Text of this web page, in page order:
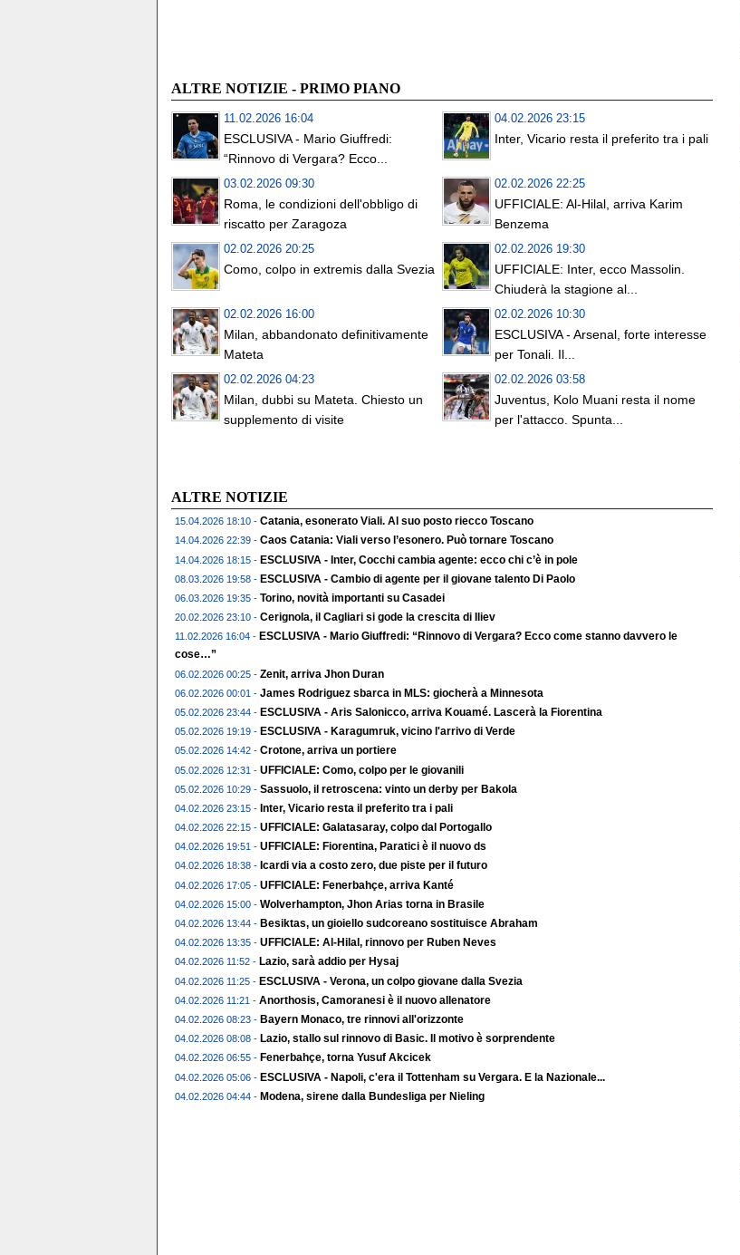
ALTRE NOTIZIE - PRIMO PIANO
11.02.2026 16:04
ESCLUSIVA - Mario Giuffredi:
“Rinnovo di Vergara? Ecco...
04.02.2026 23:15
Inter, Vicario resta il preferito tra i pali
03.02.2026 09:30
Roma, le condizioni dell'obbligo di
riscatto per Zaragoza
02.02.2026 22:25
UFFICIALE: Al-Hilal, arriva Karim
Benzema
02.02.2026 20:25
Como, colpo in extremis dalla Svezia
02.02.2026 19:30
UFFICIALE: Inter, ecco Massolin.
Chiuderà la stagione al...
02.02.2026 16:00
Milan, abbandonato definitivamente
Mateta
02.02.2026 10:30
ESCLUSIVA - Arsenal, forte interesse
per Tonali. Il...
02.02.2026 04:23
Milan, dubbi su Mateta. Chiesto un
supplemento di visite
02.02.2026 03:58
Juventus, Kolo Muani resta il nome
per l'attacco. Spunta...
ALTRE NOTIZIE
15.04.2026 18:10 - Catania, esonerato Viali. Al suo posto riecco Toscano
14.04.2026 22:39 - Caos Catania: Viali verso l’esonero. Può tornare Toscano
14.04.2026 18:15 - ESCLUSIVA - Inter, Cocchi cambia agente: ecco chi c’è in pole
08.03.2026 19:58 - ESCLUSIVA - Cambio di agente per il giovane talento Di Paolo
06.03.2026 19:35 - Torino, novità importanti su Casadei
20.02.2026 23:10 - Cerignola, il Cagliari si gode la crescita di Iliev
11.02.2026 16:04 - ESCLUSIVA - Mario Giuffredi: “Rinnovo di Vergara? Ecco come stanno davvero le
cose…”
06.02.2026 00:25 - Zenit, arriva Jhon Duran
06.02.2026 00:01 - James Rodriguez sbarca in MLS: giocherà a Minnesota
05.02.2026 23:44 - ESCLUSIVA - Aris Salonicco, arriva Kouamé. Lascerà la Fiorentina
05.02.2026 19:19 - ESCLUSIVA - Karagumruk, vicino l'arrivo di Verde
05.02.2026 14:42 - Crotone, arriva un portiere
05.02.2026 12:31 - UFFICIALE: Como, colpo per le giovanili
05.02.2026 10:29 - Sassuolo, il retroscena: vinto un derby per Bakola
04.02.2026 23:15 - Inter, Vicario resta il preferito tra i pali
04.02.2026 22:15 - UFFICIALE: Galatasaray, colpo dal Portogallo
04.02.2026 19:51 - UFFICIALE: Fiorentina, Paratici è il nuovo ds
04.02.2026 18:38 - Icardi via a costo zero, due piste per il futuro
04.02.2026 17:05 - UFFICIALE: Fenerbahçe, arriva Kanté
04.02.2026 15:00 - Wolverhampton, Jhon Arias torna in Brasile
04.02.2026 13:44 - Besiktas, un gioiello sudcoreano sostituisce Abraham
04.02.2026 13:35 - UFFICIALE: Al-Hilal, rinnovo per Ruben Neves
04.02.2026 11:52 - Lazio, sarà addio per Hysaj
04.02.2026 11:25 - ESCLUSIVA - Verona, un colpo giovane dalla Svezia
04.02.2026 11:21 - Anorthosis, Camoranesi è il nuovo allenatore
04.02.2026 08:23 - Bayern Monaco, tre rinnovi all'orizzonte
04.02.2026 08:08 - Lazio, stallo sul rinnovo di Basic. Il motivo è sorprendente
04.02.2026 06:55 - Fenerbahçe, torna Yusuf Akcicek
04.02.2026 05:06 - ESCLUSIVA - Napoli, c'era il Tottenham su Vergara. E la Nazionale...
04.02.2026 04:44 - Modena, sirene dalla Bundesliga per Nieling